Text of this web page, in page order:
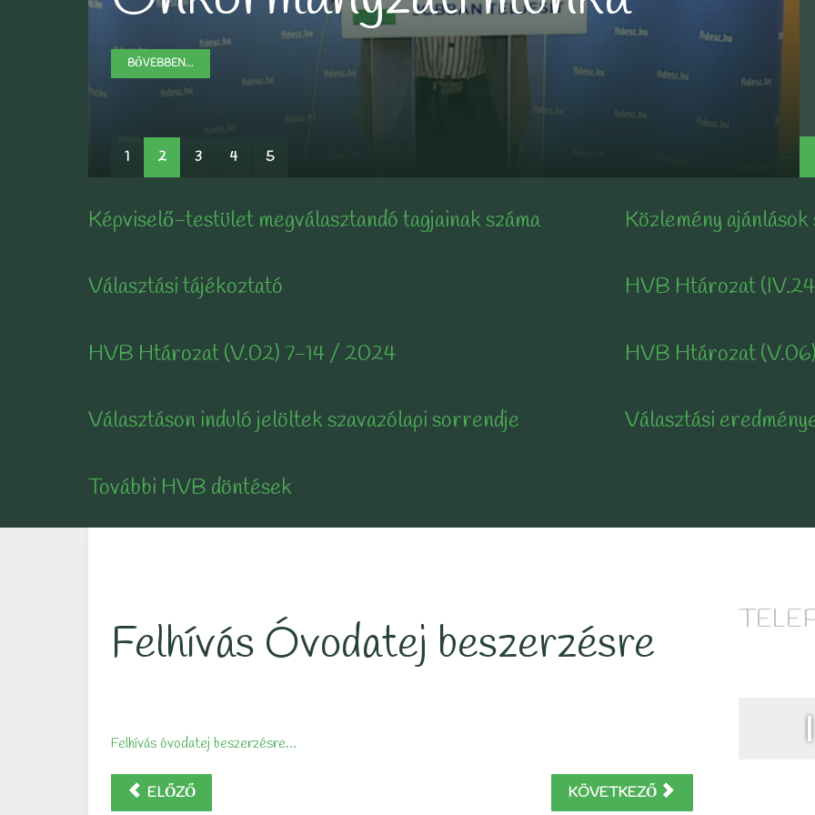
BŐVEBBEN...
BŐVEBBEN...
BŐVEBBEN...
BŐVEBBEN...
1 2 3 4 5
Képviselő-testület megválasztandó tagjainak száma Közlemény
Választási tájékoztató HVB Htározat
HVB Htározat (V.02) 7-14 / 2024 HVB Htározat
Választáson induló jelöltek szavazólapi sorrendje Választási
További HVB döntések
Felhívás Óvodatej beszerzésre
Felhívás óvodatej beszerzésre...
ELŐZŐ KÖVETKEZŐ